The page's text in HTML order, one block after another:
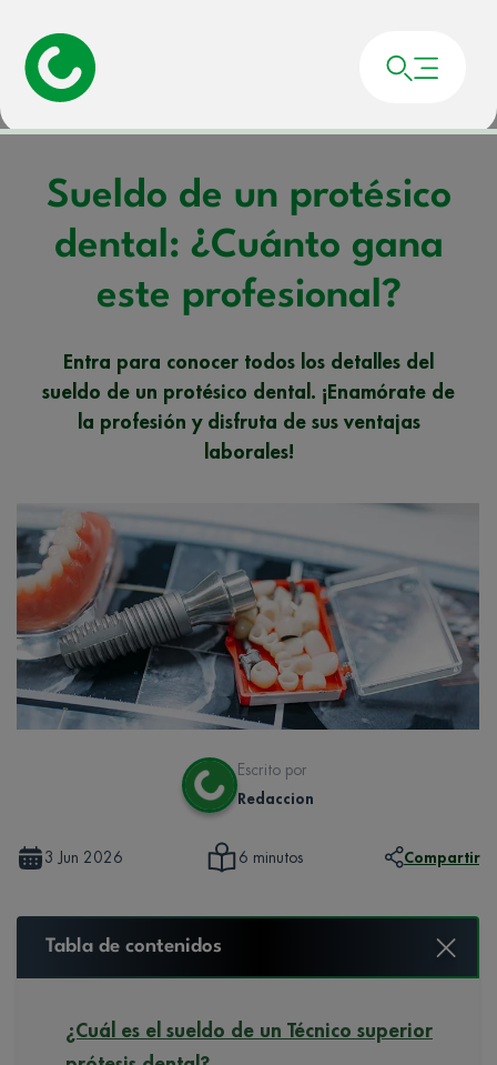
Portada»
Sueldo de un protésico
dental: ¿Cuánto gana
este profesional?
Entra para conocer todos los detalles del
sueldo de un protésico dental. ¡Enamórate de
la profesión y disfruta de sus ventajas
laborales!
Escrito por
Redaccion
3 Jun 2026 6 minutos Compartir
Tabla de contenidos
¿Cuál es el sueldo de un Técnico superior